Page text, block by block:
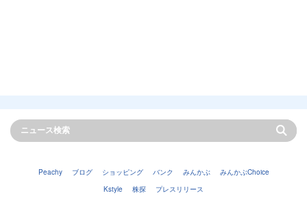
Peachy ブログ ショッピング バンク みんかぶ
みんかぶChoice
Kstyle
株探 プレスリリース